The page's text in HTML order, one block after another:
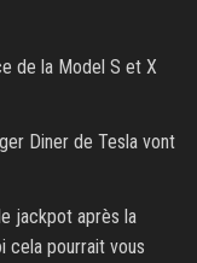
de la Model S et X
Diner de Tesla vont
jackpot après la
cela pourrait vous